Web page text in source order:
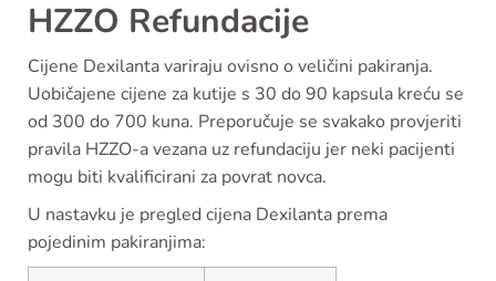
HZZO Refundacije
Cijene Dexilanta variraju ovisno o veličini pakiranja.
Uobičajene cijene za kutije s 30 do 90 kapsula kreću se
od 300 do 700 kuna. Preporučuje se svakako provjeriti
pravila HZZO-a vezana uz refundaciju jer neki pacijenti
mogu biti kvalificirani za povrat novca.
U nastavku je pregled cijena Dexilanta prema
pojedinim pakiranjima: